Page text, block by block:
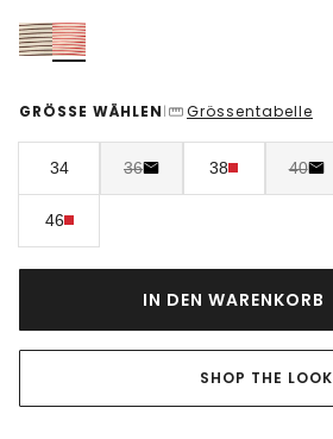
GRÖSSE WÄHLEN | Grössentabelle
34 36 38 40
46
IN DEN WARENKORB
SHOP THE LOOK